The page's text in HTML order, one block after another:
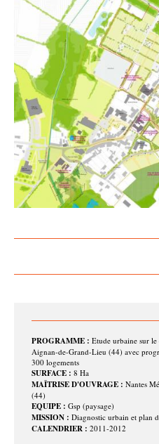
PROGRAMME : Etude urbaine sur
Aignan-de-Grand-Lieu (44) avec
300 logements
SURFACE : 8 Ha
MAÎTRISE D'OUVRAGE : Nantes
(44)
EQUIPE : Gsp (paysage)
MISSION : Diagnostic urbain et plan
CALENDRIER : 2011-2012